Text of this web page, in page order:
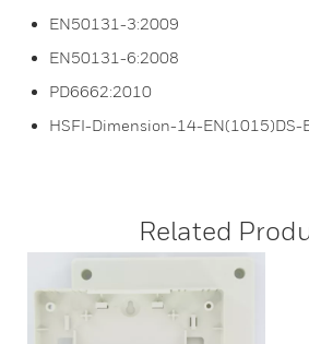
EN50131-3:2009
EN50131-6:2008
PD6662:2010
HSFI-Dimension-14-EN(1015)DS-
Related